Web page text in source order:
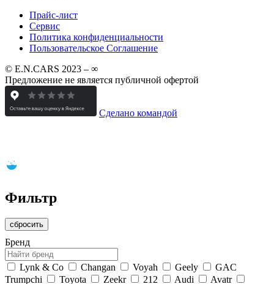
Прайс-лист
Сервис
Политика конфиденциальности
Пользовательское Соглашение
© E.N.CARS 2023 – ∞
Предложение не является публичной офертой
Сделано командой
Фильтр
сбросить
Бренд
Lynk & Co Changan Voyah Geely
GAC
Trumpchi
Toyota Zeekr 212 Audi Avatr